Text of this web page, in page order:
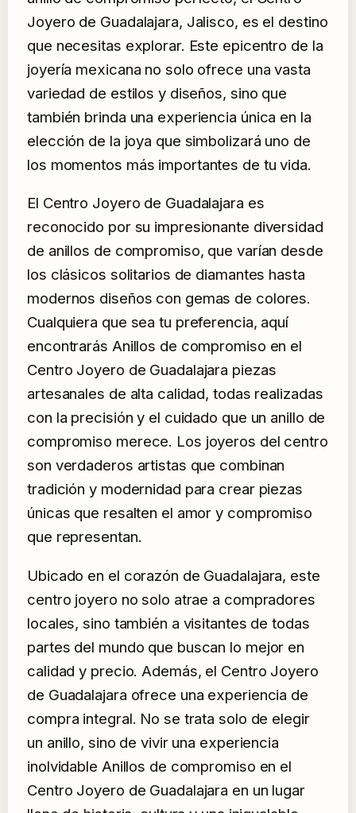
Joyero de Guadalajara, Jalisco, es el destino
que necesitas explorar. Este epicentro de la
joyería mexicana no solo ofrece una vasta
variedad de estilos y diseños, sino que
también brinda una experiencia única en la
elección de la joya que simbolizará uno de
los momentos más importantes de tu vida.
El Centro Joyero de Guadalajara es
reconocido por su impresionante diversidad
de anillos de compromiso, que varían desde
los clásicos solitarios de diamantes hasta
modernos diseños con gemas de colores.
Cualquiera que sea tu preferencia, aquí
encontrarás Anillos de compromiso en el
Centro Joyero de Guadalajara piezas
artesanales de alta calidad, todas realizadas
con la precisión y el cuidado que un anillo de
compromiso merece. Los joyeros del centro
son verdaderos artistas que combinan
tradición y modernidad para crear piezas
únicas que resalten el amor y compromiso
que representan.
Ubicado en el corazón de Guadalajara, este
centro joyero no solo atrae a compradores
locales, sino también a visitantes de todas
partes del mundo que buscan lo mejor en
calidad y precio. Además, el Centro Joyero
de Guadalajara ofrece una experiencia de
compra integral. No se trata solo de elegir
un anillo, sino de vivir una experiencia
inolvidable Anillos de compromiso en el
Centro Joyero de Guadalajara en un lugar